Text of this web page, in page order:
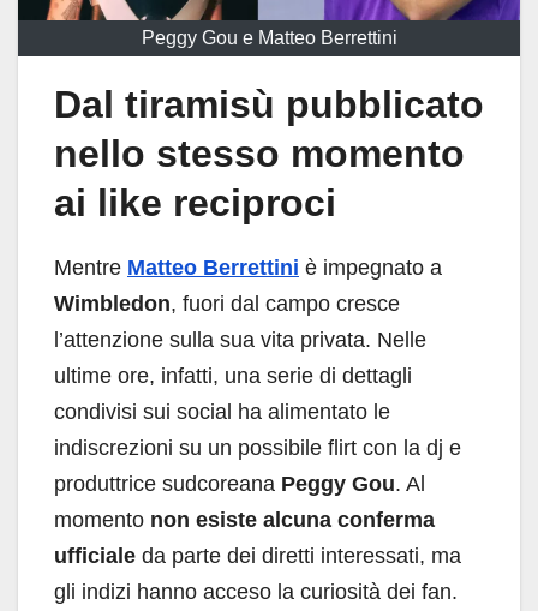
Peggy Gou e Matteo Berrettini
Dal tiramisù pubblicato
nello stesso momento
ai like reciproci
Mentre Matteo Berrettini è impegnato a
Wimbledon, fuori dal campo cresce
l’attenzione sulla sua vita privata. Nelle
ultime ore, infatti, una serie di dettagli
condivisi sui social ha alimentato le
indiscrezioni su un possibile flirt con la dj e
produttrice sudcoreana Peggy Gou. Al
momento non esiste alcuna conferma
ufficiale da parte dei diretti interessati, ma
gli indizi hanno acceso la curiosità dei fan.